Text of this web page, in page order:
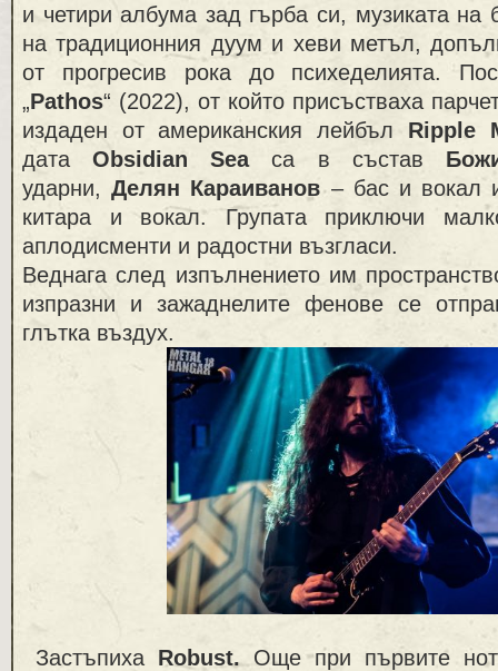
и четири албума зад гърба си, музиката на
на традиционния дуум и хеви метъл,
от прогресив рока до психеделията.
„Pathos“ (2022), от който присъстваха
издаден от американския лейбъл Ripple
дата Obsidian Seaса в състав
ударни,Делян Караиванов– бас и вокал
китара и вокал. Групата приключи
аплодисменти и радостни възгласи.
Веднага след изпълнението им
изпразни и зажаднелите фенове се
глътка въздух.
Застъпиха Robust. Още при първите